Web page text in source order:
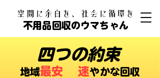
​空間に余白を、社会に循環を
不用品回収のウマちゃん
四つの約束
​地域最安 速やかな回収